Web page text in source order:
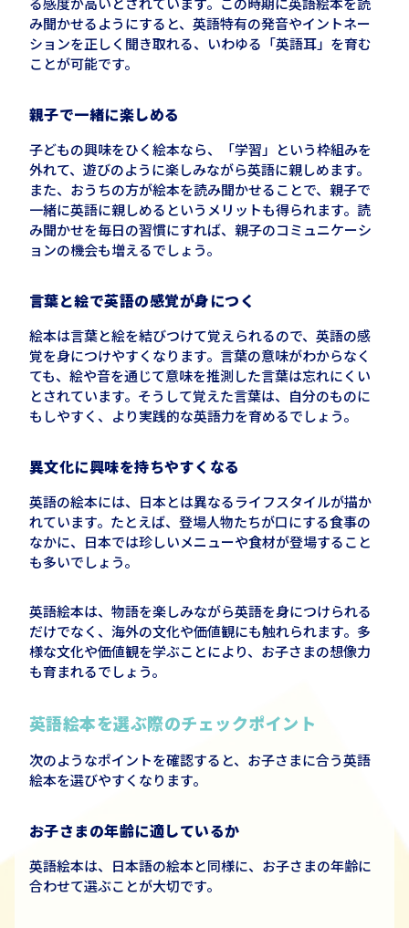
み聞かせるようにすると、英語特有の発音やイントネー
ションを正しく聞き取れる、いわゆる「英語耳」を育む
ことが可能です。
親子で一緒に楽しめる
子どもの興味をひく絵本なら、「学習」という枠組みを
外れて、遊びのように楽しみながら英語に親しめます。
また、おうちの方が絵本を読み聞かせることで、親子で
一緒に英語に親しめるというメリットも得られます。読
み聞かせを毎日の習慣にすれば、親子のコミュニケーシ
ョンの機会も増えるでしょう。
言葉と絵で英語の感覚が身につく
絵本は言葉と絵を結びつけて覚えられるので、英語の感
覚を身につけやすくなります。言葉の意味がわからなく
ても、絵や音を通じて意味を推測した言葉は忘れにくい
とされています。そうして覚えた言葉は、自分のものに
もしやすく、より実践的な英語力を育めるでしょう。
異文化に興味を持ちやすくなる
英語の絵本には、日本とは異なるライフスタイルが描か
れています。たとえば、登場人物たちが口にする食事の
なかに、日本では珍しいメニューや食材が登場すること
も多いでしょう。
英語絵本は、物語を楽しみながら英語を身につけられる
だけでなく、海外の文化や価値観にも触れられます。多
様な文化や価値観を学ぶことにより、お子さまの想像力
も育まれるでしょう。
英語絵本を選ぶ際のチェックポイント
次のようなポイントを確認すると、お子さまに合う英語
絵本を選びやすくなります。
お子さまの年齢に適しているか
英語絵本は、日本語の絵本と同様に、お子さまの年齢に
合わせて選ぶことが大切です。